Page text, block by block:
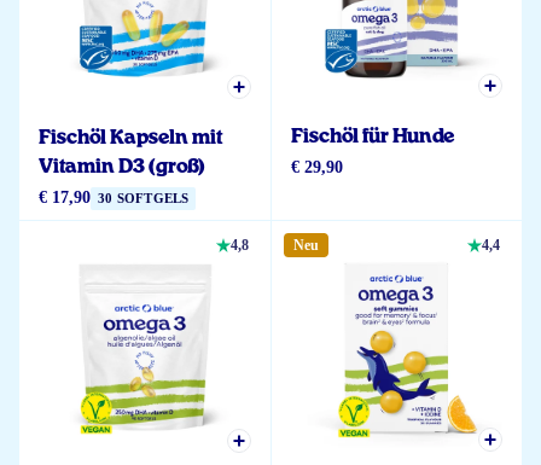
Fischöl Kapseln mit
Vitamin D3 (groß)
€ 17,90 30 SOFTGELS
Fischöl für Hunde
€ 29,90
4,8 Neu 4,4